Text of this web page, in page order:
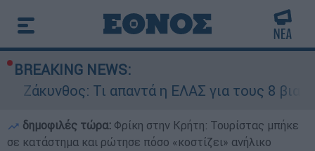
BREAKING NEWS:
Τι απαντά η ΕΛΑΣ για τους 8
δημοφιλές τώρα: Φρίκη στην Κρήτη: Τουρίστας μπήκε
σε κατάστημα και ρώτησε πόσο «κοστίζει» ανήλικο